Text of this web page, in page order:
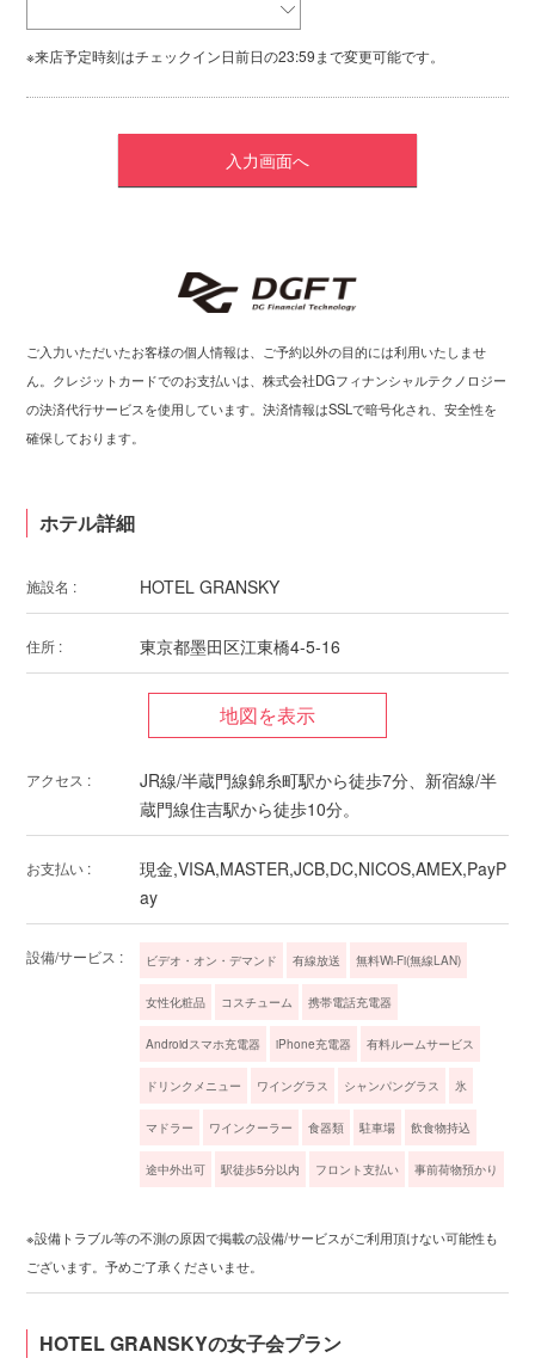
※来店予定時刻はチェックイン日前日の23:59まで変更可能です。
ご入力いただいたお客様の個人情報は、ご予約以外の目的には利用いたしませ
ん。クレジットカードでのお支払いは、株式会社DGフィナンシャルテクノロジー
の決済代行サービスを使用しています。決済情報はSSLで暗号化され、安全性を
確保しております。
ホテル詳細
施設名 : HOTEL GRANSKY
住所 : 東京都墨田区江東橋4-5-16
アクセス :
JR線/半蔵門線錦糸町駅から徒歩7分、新宿線/半
蔵門線住吉駅から徒歩10分。
お支払い :
現金,VISA,MASTER,JCB,DC,NICOS,AMEX,PayP
ay
設備/サービス : ビデオ・オン・デマンド 有線放送 無料Wi-Fi(無線LAN)
女性化粧品 コスチューム 携帯電話充電器
Androidスマホ充電器 iPhone充電器 有料ルームサービス
ドリンクメニュー ワイングラス シャンパングラス 氷
マドラー ワインクーラー 食器類 駐車場 飲食物持込
途中外出可 駅徒歩5分以内 フロント支払い 事前荷物預かり
※設備トラブル等の不測の原因で掲載の設備/サービスがご利用頂けない可能性も
ございます。予めご了承くださいませ。
HOTEL GRANSKYの女子会プラン